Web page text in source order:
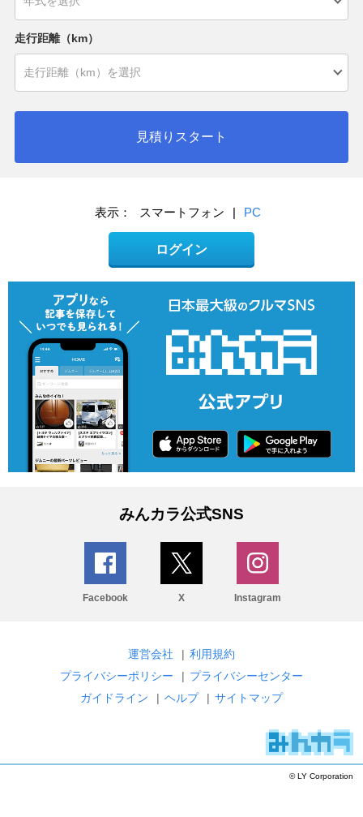
走行距離（km）
見積りスタート
表示： スマートフォン | PC
ログイン
みんカラ公式SNS
Facebook X Instagram
運営会社 | 利用規約
プライバシーポリシー
| プライバシーセンター
ガイドライン
| ヘルプ | サイトマップ
© LY Corporation